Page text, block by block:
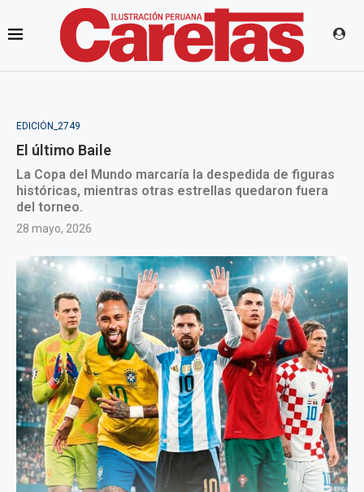
EDICIÓN_2749
El último Baile
La Copa del Mundo marcaría la despedida de figuras
históricas, mientras otras estrellas quedaron fuera
del torneo.
28 mayo, 2026